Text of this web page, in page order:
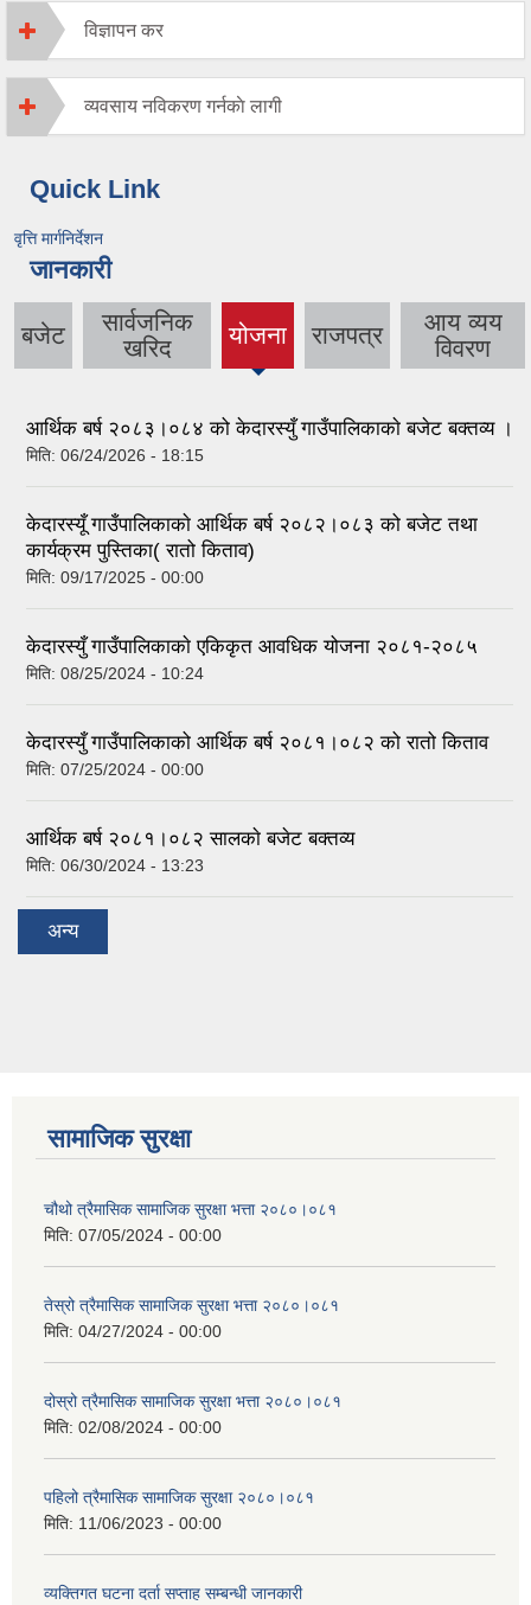
विज्ञापन कर
व्यवसाय नविकरण गर्नकाे लागी
Quick Link
वृत्ति मार्गनिर्देशन
जानकारी
बजेट
सार्वजनिक
खरिद
योजना
(active
tab)
राजपत्र
आय व्यय
विवरण
आर्थिक बर्ष २०८३।०८४ को केदारस्युँ गाउँपालिकाकाे बजेट बक्तव्य ।
मिति: 06/24/2026 - 18:15
केदारस्यूँ गाउँपालिकाकाे आर्थिक बर्ष २०८२।०८३ को बजेट तथा
कार्यक्रम पुस्तिका( रातो किताव)
मिति: 09/17/2025 - 00:00
केदारस्युँ गाउँपालिकाकाे एकिकृत आवधिक योजना २०८१-२०८५
मिति: 08/25/2024 - 10:24
केदारस्युँ गाउँपालिकाको आर्थिक बर्ष २०८१।०८२ को रातो किताव
मिति: 07/25/2024 - 00:00
आर्थिक बर्ष २०८१।०८२ सालकाे बजेट बक्तव्य
मिति: 06/30/2024 - 13:23
अन्य
सामाजिक सुरक्षा
चौथो त्रैमासिक सामाजिक सुरक्षा भत्ता २०८०।०८१
मिति: 07/05/2024 - 00:00
तेस्रो त्रैमासिक सामाजिक सुरक्षा भत्ता २०८०।०८१
मिति: 04/27/2024 - 00:00
दोस्रो त्रैमासिक सामाजिक सुरक्षा भत्ता २०८०।०८१
मिति: 02/08/2024 - 00:00
पहिलो त्रैमासिक सामाजिक सुरक्षा २०८०।०८१
मिति: 11/06/2023 - 00:00
व्यक्तिगत घटना दर्ता सप्ताह सम्बन्धी जानकारी